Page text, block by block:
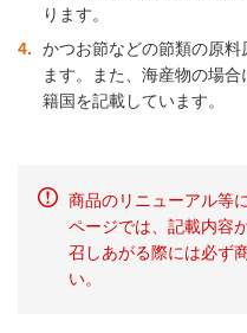
ります。
4
かつお節などの節類の原
ます。また、海産物の場
籍国を記載しています。
商品のリニューアル等
ページでは、記載内容
召しあがる際には必ず
い。